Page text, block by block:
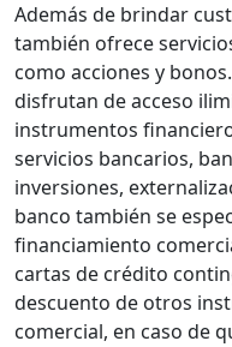
Además de brindar
también ofrece
como acciones y
disfrutan de acceso
instrumentos
servicios bancarios,
inversiones,
banco también se
financiamiento
cartas de crédito
descuento de otros
comercial, en caso de